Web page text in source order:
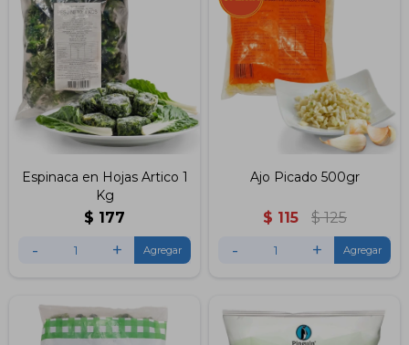
Espinaca en Hojas Artico 1
Kg
$ 177
- +
Ajo Picado 500gr
$ 115 $ 125
- +